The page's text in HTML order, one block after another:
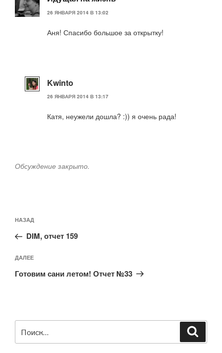
26 ЯНВАРЯ 2014 В 13:02
Аня! Спасибо большое за открытку!
Kwinto
26 ЯНВАРЯ 2014 В 13:17
Катя, неужели дошла? :)) я очень рада!
Обсуждение закрыто.
по
записям
Предыдущая
запись:
НАЗАД
DIM, отчет 159
Следующая
запись
ДАЛЕЕ
Готовим сани летом! Отчет №33